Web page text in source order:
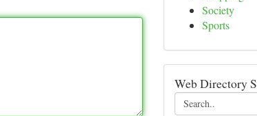
Society
Sports
Web Directory